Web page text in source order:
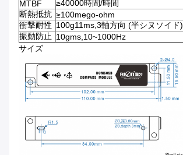
MTBF
≥40000時間/時間
断熱抵抗 ≥100mego-ohm
衝撃耐性 100g11ms,3軸方向 (半シヌソイド)
振動防止 10gms,10~1000Hz
サイズ